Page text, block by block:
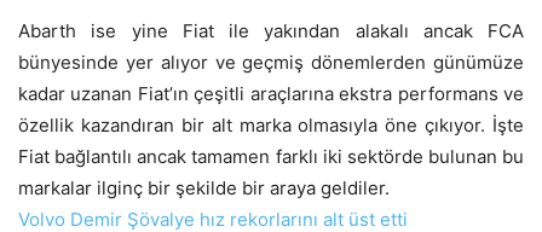
Abarth ise yine Fiat ile yakından alakalı ancak FCA
bünyesinde yer alıyor ve geçmiş dönemlerden günümüze
kadar uzanan Fiat’ın çeşitli araçlarına ekstra performans ve
özellik kazandıran bir alt marka olmasıyla öne çıkıyor. İşte
Fiat bağlantılı ancak tamamen farklı iki sektörde bulunan bu
markalar ilginç bir şekilde bir araya geldiler.
Volvo Demir Şövalye hız rekorlarını alt üst etti